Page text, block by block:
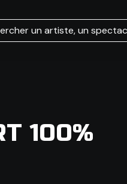
un artiste, un
100%